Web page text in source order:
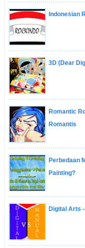
Indonesian
3D (Dear
Romantic
Romantis
Perbedaan
Painting?
Digital Arts